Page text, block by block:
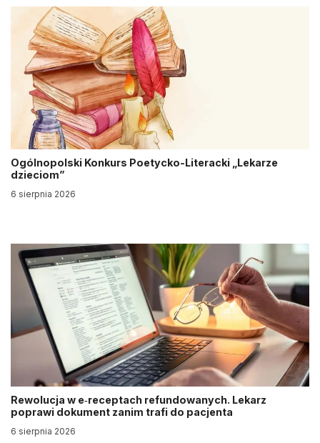
Ogólnopolski Konkurs Poetycko-Literacki „Lekarze
dzieciom”
6 sierpnia 2026
Rewolucja w e‑receptach refundowanych. Lekarz
poprawi dokument zanim trafi do pacjenta
6 sierpnia 2026